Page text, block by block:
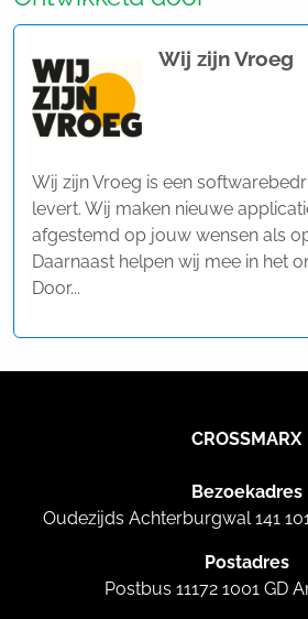
Wij zijn Vroeg
Wij zijn Vroeg is een
levert. Wij maken nieuwe
afgestemd op jouw wensen als
Daarnaast helpen wij mee in het
Door...
CROSSMARX
Bezoekadres
Oudezijds Achterburgwal 141
Postadres
Postbus 11172 1001 GD